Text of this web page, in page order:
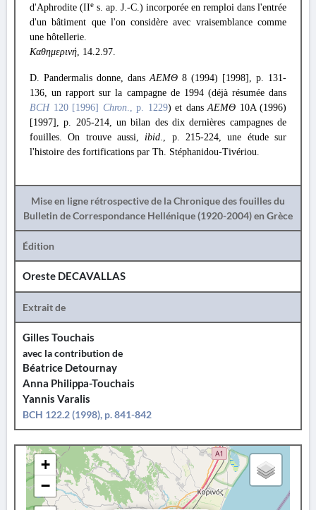
d'Aphrodite (IIe s. ap. J.-C.) incorporée en remploi dans l'entrée
d'un bâtiment que l'on considère avec vraisemblance comme
une hôtellerie.
Καθημερινή, 14.2.97.
D. Pandermalis donne, dansΑΕΜΘ 8 (1994) [1998], p. 131-
136, un rapport sur la campagne de 1994 (déjà résumée dans
BCH120 [1996] Chron., p. 1229) et dansΑΕΜΘ 10Α (1996)
[1997], p. 205-214, un bilan des dix dernières campagnes de
fouilles. On trouve aussi,ibid., p. 215-224, une étude sur
l'histoire des fortifications par Th. Stéphanidou-Tivériou.
Mise en ligne rétrospective de la Chronique des fouilles du
Bulletin de Correspondance Hellénique (1920-2004) en Grèce
Édition
Oreste DECAVALLAS
Extrait de
Gilles Touchais
avec la contribution de
Béatrice Detournay
Anna Philippa-Touchais
Yannis Varalis
BCH 122.2 (1998), p. 841-842
+
−